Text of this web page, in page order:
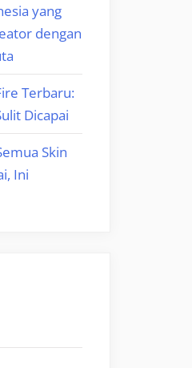
yang
dengan
Terbaru:
Dicapai
Skin
Ini